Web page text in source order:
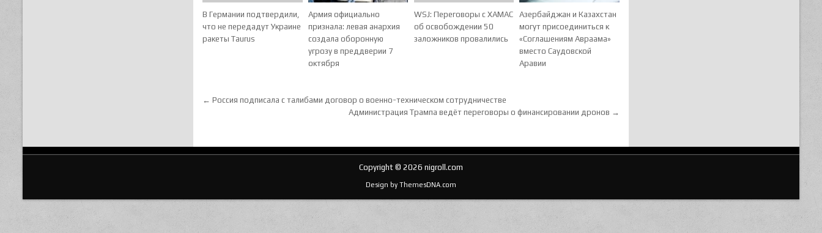
В Германии подтвердили,
что не передадут Украине
ракеты Taurus
Армия официально
признала: левая анархия
создала оборонную
угрозу в преддверии 7
октября
WSJ: Переговоры с ХАМАС
об освобождении 50
заложников провалились
Азербайджан и Казахстан
могут присоединиться к
«Соглашениям Авраама»
вместо Саудовской
Аравии
Навигация по записям
← Россия подписала с талибами договор о военно-техническом сотрудничестве
Администрация Трампа ведёт переговоры о финансировании дронов →
Copyright © 2026 nigroll.com
Design by ThemesDNA.com